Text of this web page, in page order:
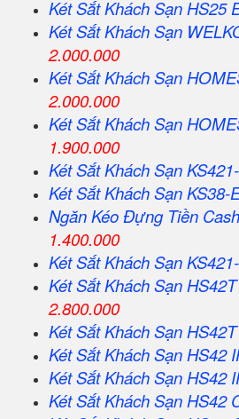
Két Sắt Khách Sạn HS25
Két Sắt Khách Sạn
2.000.000
Két Sắt Khách Sạn
2.000.000
Két Sắt Khách Sạn
1.900.000
Két Sắt Khách Sạn
Két Sắt Khách Sạn KS38-
Ngăn Kéo Đựng Tiền
1.400.000
Két Sắt Khách Sạn
Két Sắt Khách Sạn
2.800.000
Két Sắt Khách Sạn
Két Sắt Khách Sạn HS42
Két Sắt Khách Sạn HS42
Két Sắt Khách Sạn HS42